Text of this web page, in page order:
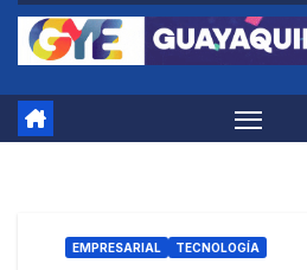
EMPRESARIAL TECNOLOGÍA